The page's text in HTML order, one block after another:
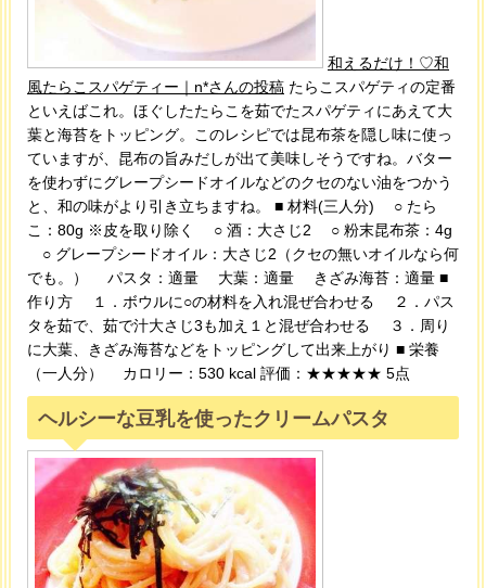
和えるだけ！♡和
風たらこスパゲティー｜n*さんの投稿 たらこスパゲティの定番
といえばこれ。ほぐしたたらこを茹でたスパゲティにあえて大
葉と海苔をトッピング。このレシピでは昆布茶を隠し味に使っ
ていますが、昆布の旨みだしが出て美味しそうですね。バター
を使わずにグレープシードオイルなどのクセのない油をつかう
と、和の味がより引き立ちますね。 ■ 材料(三人分) ○ たら
こ：80g ※皮を取り除く ○ 酒：大さじ2 ○ 粉末昆布茶：4g
○ グレープシードオイル：大さじ2（クセの無いオイルなら何
でも。） パスタ：適量 大葉：適量 きざみ海苔：適量 ■
作り方 １．ボウルに○の材料を入れ混ぜ合わせる ２．パス
タを茹で、茹で汁大さじ3も加え１と混ぜ合わせる ３．周り
に大葉、きざみ海苔などをトッピングして出来上がり ■ 栄養
（一人分） カロリー：530 kcal 評価：★★★★★ 5点
ヘルシーな豆乳を使ったクリームパスタ